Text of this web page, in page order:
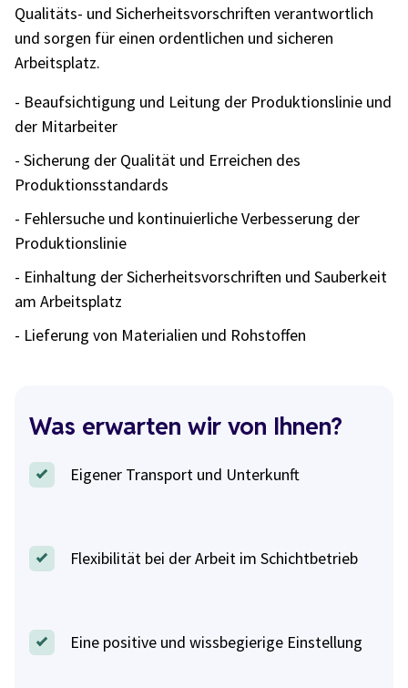
Qualitäts- und Sicherheitsvorschriften verantwortlich
und sorgen für einen ordentlichen und sicheren
Arbeitsplatz.
- Beaufsichtigung und Leitung der Produktionslinie und
der Mitarbeiter
- Sicherung der Qualität und Erreichen des
Produktionsstandards
- Fehlersuche und kontinuierliche Verbesserung der
Produktionslinie
- Einhaltung der Sicherheitsvorschriften und Sauberkeit
am Arbeitsplatz
- Lieferung von Materialien und Rohstoffen
Was erwarten wir von Ihnen?
Eigener Transport und Unterkunft
Flexibilität bei der Arbeit im Schichtbetrieb
Eine positive und wissbegierige Einstellung